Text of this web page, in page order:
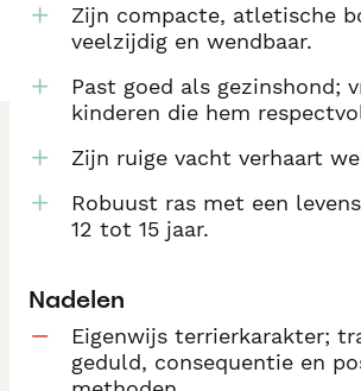
Zijn compacte, atletische
veelzijdig en wendbaar.
Past goed als gezinshond;
kinderen die hem
Zijn ruige vacht verhaart
Robuust ras met een
12 tot 15 jaar.
Nadelen
Eigenwijs terrierkarakter;
geduld, consequentie en